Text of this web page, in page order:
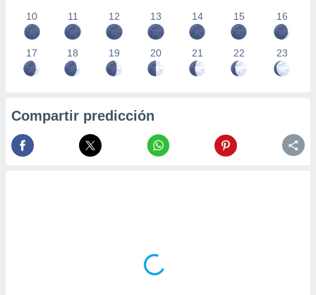
10
11 12 13 14 15 16
17 18 19 20 21 22 23
Compartir predicción